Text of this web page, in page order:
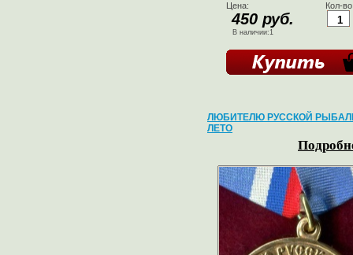
Цена:
450 руб.
В наличии:1
Кол-
ЛЮБИТЕЛЮ РУССКОЙ
ЛЕТО